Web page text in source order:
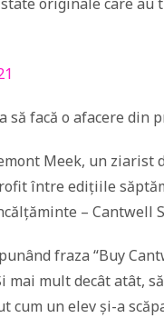
să facă o afacere din
Meek, un ziarist
între edițiile
– Cantwell
fraza “Buy
mult decât atât,
cum un elev și-a